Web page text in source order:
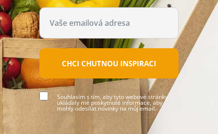
CHCI CHUTNOU INSPIRACI
Souhlasím s tím, aby tyto webové stránky
ukládaly mé poskytnuté informace, aby
mohly odesílat novinky na můj email.